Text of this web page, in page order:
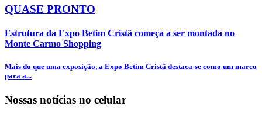
QUASE PRONTO
Estrutura da Expo Betim Cristã começa a ser montada no
Monte Carmo Shopping
Mais do que uma exposição, a Expo Betim Cristã destaca-se como um marco
para a...
Nossas notícias no celular